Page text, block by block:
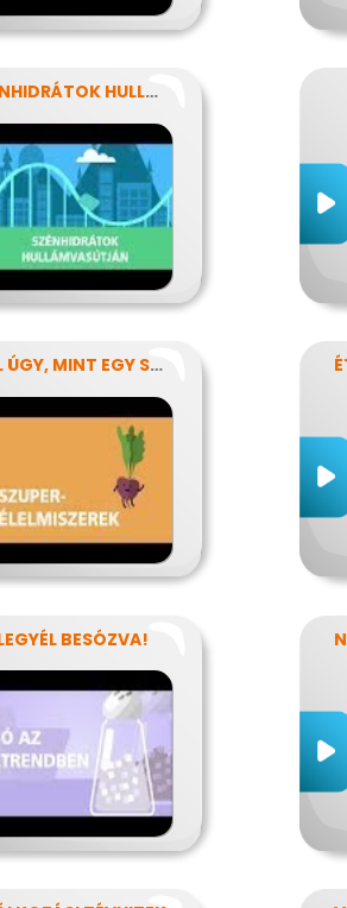
A SZÉNHIDRÁTOK HULLÁMVASÚTJÁN
EGYÉL ÚGY, MINT EGY SZUPERHŐS!
BESÓZVA!